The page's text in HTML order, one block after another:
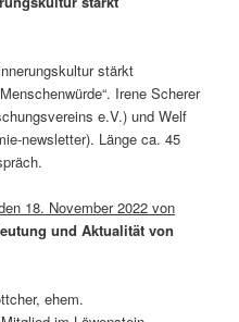
stärkt
Irene Scherer
e.V.) und Welf
newsletter). Länge ca. 45
18. November 2022 von
und Aktualität von
ehem.